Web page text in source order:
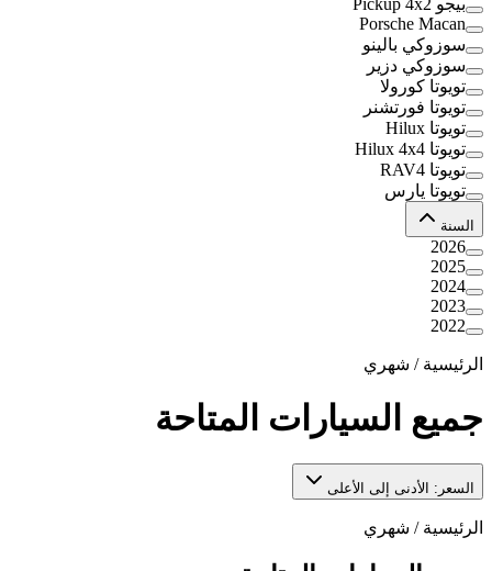
Porsche Macan
سوزوكي بالينو
سوزوكي دزير
تويوتا كورولا
تويوتا فورتشنر
تويوتا Hilux
تويوتا Hilux 4x4
تويوتا RAV4
تويوتا يارس
السنة
2026
2025
2024
2023
2022
الرئيسية / شهري
جميع السيارات المتاحة
السعر: الأدنى إلى الأعلى
الرئيسية / شهري